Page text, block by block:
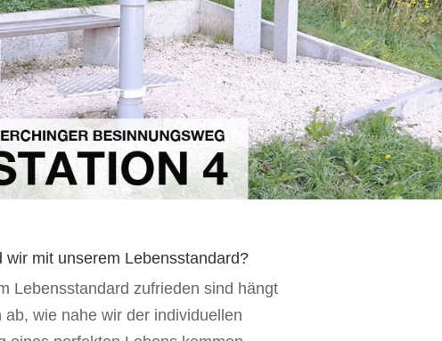
wir mit unserem Lebensstandard?
Lebensstandard zufrieden sind hängt
wie nahe wir der individuellen